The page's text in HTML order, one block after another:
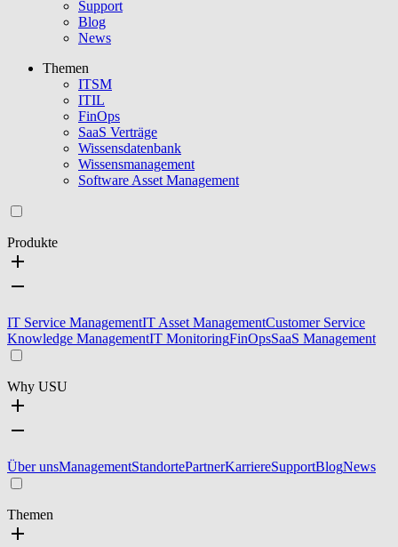
Support
Blog
News
Themen
ITSM
ITIL
FinOps
SaaS Verträge
Wissensdatenbank
Wissensmanagement
Software Asset Management
Produkte
IT Service ManagementIT Asset ManagementCustomer Service
Knowledge ManagementIT MonitoringFinOpsSaaS Management
Why USU
Über unsManagementStandortePartnerKarriereSupportBlogNews
Themen